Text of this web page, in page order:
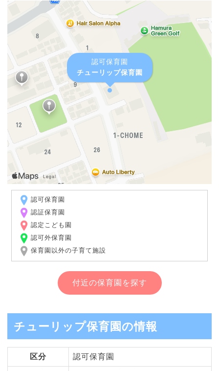
認可保育園
チューリップ保育園
認可保育園
認証保育園
認定こども園
認可外保育園
保育園以外の子育て施設
付近の保育園を探す
チューリップ保育園の情報
区分 認可保育園